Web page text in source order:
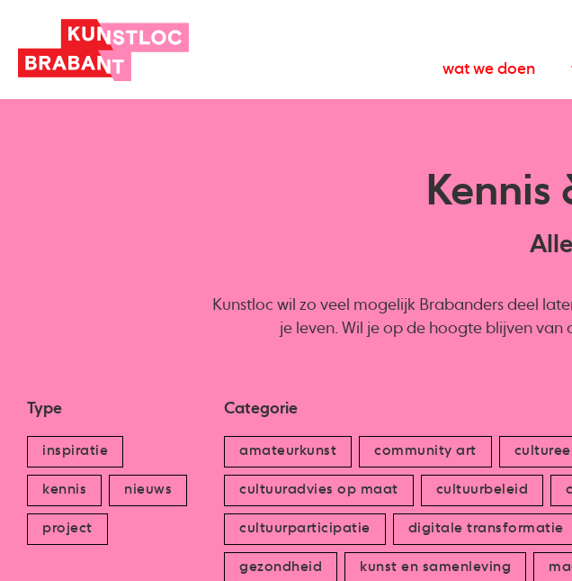
wat we doen
Kennis
Kunstloc wil zo veel mogelijk Brabanders deel
je leven. Wil je op de hoogte blijven
Type
inspiratie
kennis nieuws
project
Categorie
amateurkunst community art
cultuuradvies op maat cultuurbeleid
cultuurparticipatie digitale transformatie
gezondheid kunst en samenleving